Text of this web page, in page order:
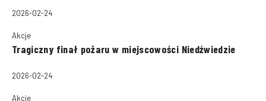
2026-02-24
Akcje
Tragiczny finał pożaru w miejscowości Niedźwiedzie
2026-02-24
Akcje